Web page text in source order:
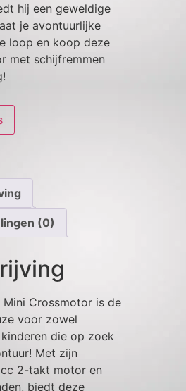
hij een geweldige
je avontuurlijke
loop en koop deze
met schijfremmen
(0)
Mini Crossmotor is de
voor zowel
die op zoek
Met zijn
2-takt motor en
biedt deze